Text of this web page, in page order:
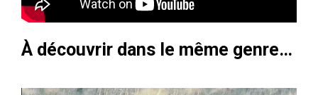
À découvrir dans le même genre…